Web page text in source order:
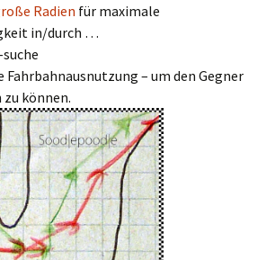
Radien für maximale
in/durch …
– um den Gegner
können.